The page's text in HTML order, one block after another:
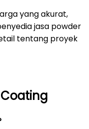
yang akurat,
jasa powder
tentang proyek
Coating